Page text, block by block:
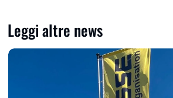
Leggi altre news